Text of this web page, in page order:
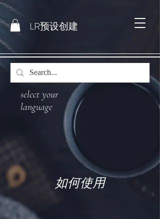
LR预设创建
select your
language
如何使用